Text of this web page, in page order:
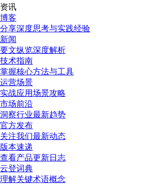
资讯
博客
分享深度思考与实践经验
新闻
要文纵览深度解析
技术指南
掌握核心方法与工具
运营场景
实战应用场景攻略
市场前沿
洞察行业最新趋势
官方发布
关注我们最新动态
版本速递
查看产品更新日志
云登词典
理解关键术语概念